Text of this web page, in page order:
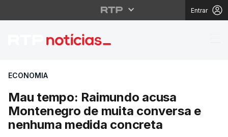
Entrar
Mau tempo:
ECONOMIA
Mau tempo: Raimundo acusa
Montenegro de muita conversa e
nenhuma medida concreta